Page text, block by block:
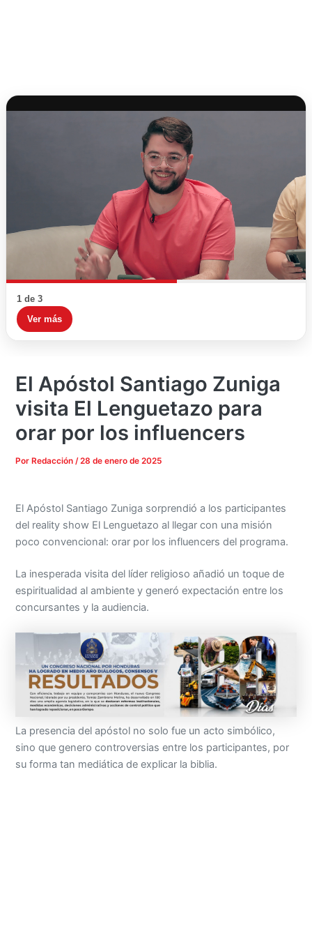
1 de 3
Ver más
El Apóstol Santiago Zuniga
visita El Lenguetazo para
orar por los influencers
Por Redacción/28 de enero de 2025
El Apóstol Santiago Zuniga sorprendió a los participantes
del reality show El Lenguetazo al llegar con una misión
poco convencional: orar por los influencers del programa.
La inesperada visita del líder religioso añadió un toque de
espiritualidad al ambiente y generó expectación entre los
concursantes y la audiencia.
La presencia del apóstol no solo fue un acto simbólico,
sino que genero controversias entre los participantes, por
su forma tan mediática de explicar la biblia.